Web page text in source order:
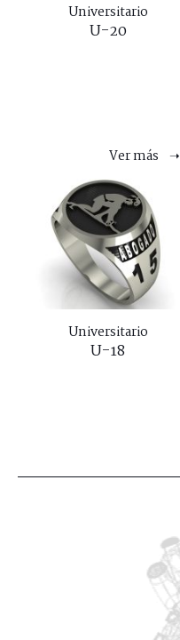
Universitario
U-20
Ver más ➝
Universitario
U-18